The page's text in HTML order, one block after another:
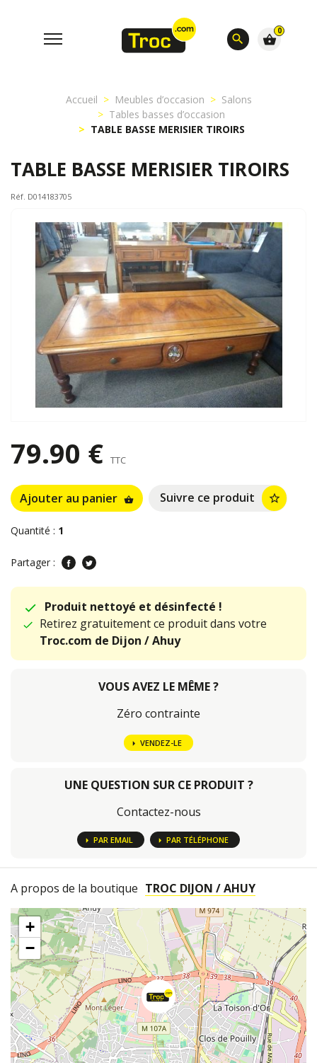
search
0
shopping_basket
Accueil Meubles d’occasion
Salons
Tables basses d’occasion
TABLE BASSE MERISIER TIROIRS
TABLE BASSE MERISIER TIROIRS
Réf. D014183705
79.90 € TTC
Ajouter au panier shopping_basket Suivre ce produit star_border
Quantité : 1
Partager :
Produit nettoyé et désinfecté !
Retirez gratuitement ce produit dans votre
Troc.com de Dijon / Ahuy
VOUS AVEZ LE MÊME ?
Zéro contrainte
VENDEZ-LE
UNE QUESTION SUR CE PRODUIT ?
Contactez-nous
PAR EMAIL PAR TÉLÉPHONE
A propos de la boutique TROC DIJON / AHUY
+
−